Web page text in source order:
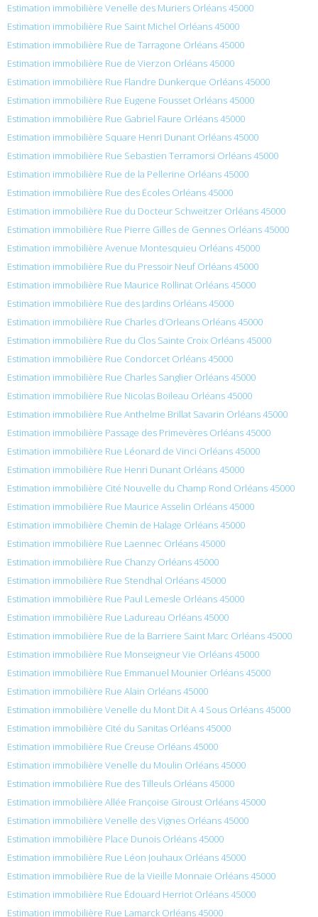
Estimation immobilière Venelle des Muriers Orléans 45000
Estimation immobilière Rue Saint Michel Orléans 45000
Estimation immobilière Rue de Tarragone Orléans 45000
Estimation immobilière Rue de Vierzon Orléans 45000
Estimation immobilière Rue Flandre Dunkerque Orléans 45000
Estimation immobilière Rue Eugene Fousset Orléans 45000
Estimation immobilière Rue Gabriel Faure Orléans 45000
Estimation immobilière Square Henri Dunant Orléans 45000
Estimation immobilière Rue Sebastien Terramorsi Orléans 45000
Estimation immobilière Rue de la Pellerine Orléans 45000
Estimation immobilière Rue des Écoles Orléans 45000
Estimation immobilière Rue du Docteur Schweitzer Orléans 45000
Estimation immobilière Rue Pierre Gilles de Gennes Orléans 45000
Estimation immobilière Avenue Montesquieu Orléans 45000
Estimation immobilière Rue du Pressoir Neuf Orléans 45000
Estimation immobilière Rue Maurice Rollinat Orléans 45000
Estimation immobilière Rue des Jardins Orléans 45000
Estimation immobilière Rue Charles d’Orleans Orléans 45000
Estimation immobilière Rue du Clos Sainte Croix Orléans 45000
Estimation immobilière Rue Condorcet Orléans 45000
Estimation immobilière Rue Charles Sanglier Orléans 45000
Estimation immobilière Rue Nicolas Boileau Orléans 45000
Estimation immobilière Rue Anthelme Brillat Savarin Orléans 45000
Estimation immobilière Passage des Primevères Orléans 45000
Estimation immobilière Rue Léonard de Vinci Orléans 45000
Estimation immobilière Rue Henri Dunant Orléans 45000
Estimation immobilière Cité Nouvelle du Champ Rond Orléans 45000
Estimation immobilière Rue Maurice Asselin Orléans 45000
Estimation immobilière Chemin de Halage Orléans 45000
Estimation immobilière Rue Laennec Orléans 45000
Estimation immobilière Rue Chanzy Orléans 45000
Estimation immobilière Rue Stendhal Orléans 45000
Estimation immobilière Rue Paul Lemesle Orléans 45000
Estimation immobilière Rue Ladureau Orléans 45000
Estimation immobilière Rue de la Barriere Saint Marc Orléans 45000
Estimation immobilière Rue Monseigneur Vie Orléans 45000
Estimation immobilière Rue Emmanuel Mounier Orléans 45000
Estimation immobilière Rue Alain Orléans 45000
Estimation immobilière Venelle du Mont Dit A 4 Sous Orléans 45000
Estimation immobilière Cité du Sanitas Orléans 45000
Estimation immobilière Rue Creuse Orléans 45000
Estimation immobilière Venelle du Moulin Orléans 45000
Estimation immobilière Rue des Tilleuls Orléans 45000
Estimation immobilière Allée Françoise Giroust Orléans 45000
Estimation immobilière Venelle des Vignes Orléans 45000
Estimation immobilière Place Dunois Orléans 45000
Estimation immobilière Rue Léon Jouhaux Orléans 45000
Estimation immobilière Rue de la Vieille Monnaie Orléans 45000
Estimation immobilière Rue Édouard Herriot Orléans 45000
Estimation immobilière Rue Lamarck Orléans 45000